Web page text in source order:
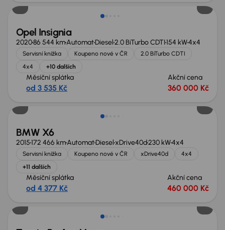
Opel Insignia
202086 544 kmAutomatDiesel2.0 BiTurbo CDTI154 kW4x4
Servisní knížka Koupeno nové v ČR
2.0 BiTurbo CDTI
4x4
+10 dalších
Měsíční splátka
od 3 535 Kč
Akční cena
360 000 Kč
Zlevněno o 80 000 Kč
BMW X6
2015172 466 kmAutomatDiesel xDrive40d230 kW4x4
Servisní knížka Koupeno nové v ČR xDrive40d
4x4
+11 dalších
Měsíční splátka
od 4 377 Kč
Akční cena
460 000 Kč
Zlevněno o 80 000 Kč